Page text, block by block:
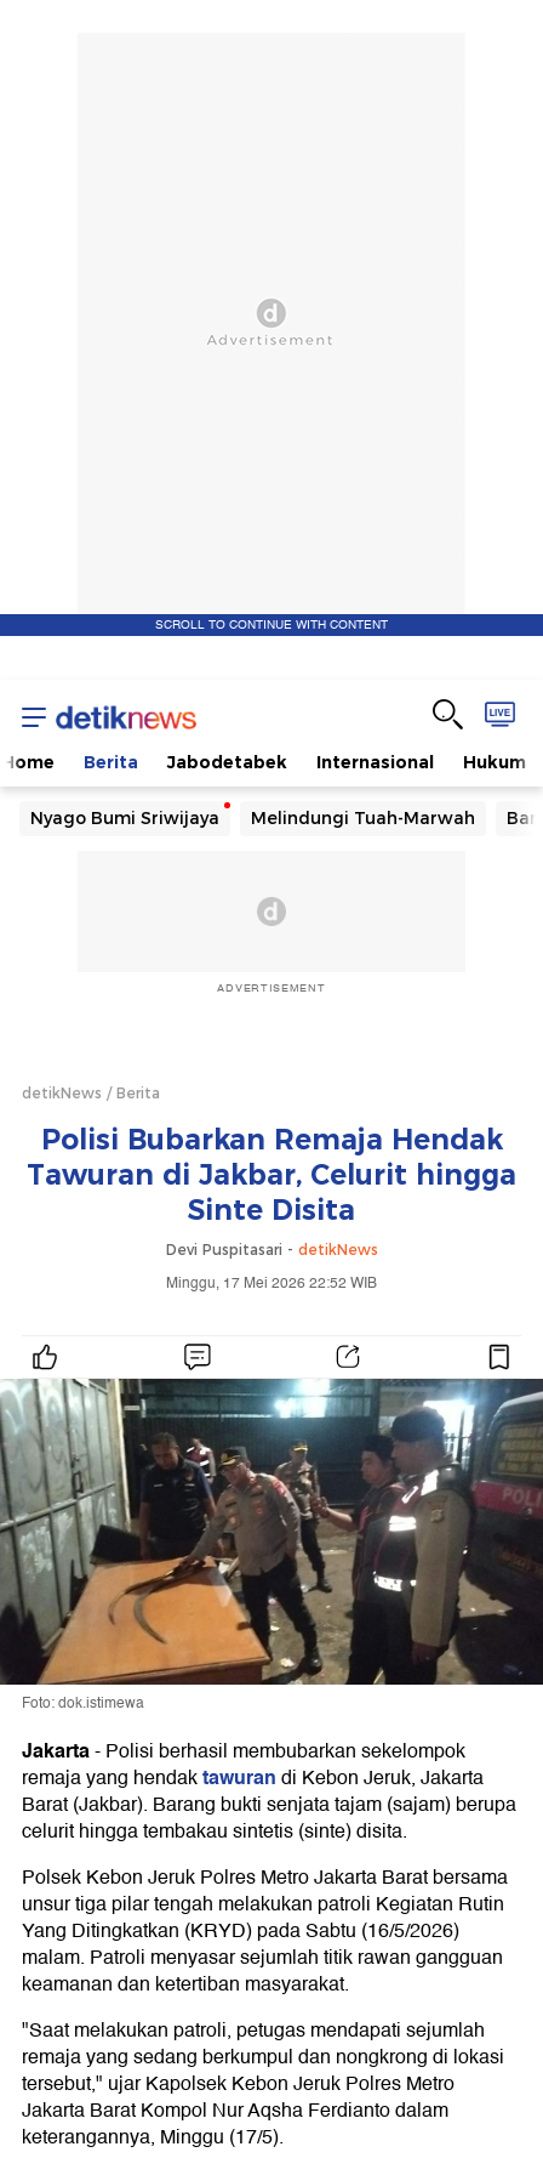
SCROLL TO CONTINUE WITH CONTENT
Home Berita Jabodetabek Internasional Hukum
Nyago Bumi Sriwijaya Melindungi Tuah-Marwah
ADVERTISEMENT
detikNews Berita
Polisi Bubarkan Remaja Hendak
Tawuran di Jakbar, Celurit hingga
Sinte Disita
Devi Puspitasari - detikNews
Minggu, 17 Mei 2026 22:52 WIB
Foto: dok.istimewa
Jakarta-Polisi berhasil membubarkan sekelompok
remaja yang hendaktawurandi Kebon Jeruk, Jakarta
Barat (Jakbar). Barang bukti senjata tajam (sajam) berupa
celurit hingga tembakau sintetis (sinte) disita.
Polsek Kebon Jeruk Polres Metro Jakarta Barat bersama
unsur tiga pilar tengah melakukan patroli Kegiatan Rutin
Yang Ditingkatkan (KRYD) pada Sabtu (16/5/2026)
malam. Patroli menyasar sejumlah titik rawan gangguan
keamanan dan ketertiban masyarakat.
"Saat melakukan patroli, petugas mendapati sejumlah
remaja yang sedang berkumpul dan nongkrong di lokasi
tersebut," ujar Kapolsek Kebon Jeruk Polres Metro
Jakarta Barat Kompol Nur Aqsha Ferdianto dalam
keterangannya, Minggu (17/5).